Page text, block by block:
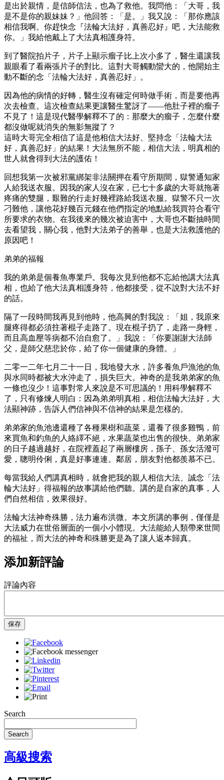
是出於親情，是信師信法，也為了救他。我問他：「大哥，我
是不是你的親妹妹？」他回答：「是。」我又說：「那你應該
相信我啊。你趕快念『法輪大法好，真善忍好』吧，大法能救
你。」我給他戴上了大法真相護身符。
到了醫院拍片子，片子上顯示瘤子比上次小多了，醫生還讓我
親眼看了看兩張片子的對比。這對大哥觸動蠻大的，他開始主
動不斷的念「法輪大法好，真善忍好」。
因為他的病情的好轉，醫生沒有確定何時做手術，而是要他再
次去檢查。這次檢查結果更讓醫生驚訝了——他肚子裡的瘤子
不見了！這是現代醫學解釋不了的：那麼大的瘤子，怎麼什麼
都沒做呢就消失的無影無蹤了？
這時大哥完全相信了這是他相信大法好、堅持念「法輪大法
好，真善忍好」的結果！大法無所不能，相信大法，明真相的
世人就會得到大法的護佑！
回想我第一次被邪黨綁架非法關押在看守所期間，獄警通知家
人給我送衣服。因我的家人沒在家，已七十多歲的大哥就拖著
疼痛的雙腿，艱難的行走好幾裡路給我送衣服。獄警不只一次
刁難他，讓他花好幾百元錢在他們指定的地點給我買符合看守
所要求的衣物。在我後來的幾次被迫害中，大哥也不斷抽時間
去看望我，關心我，他對大法弟子的善舉，也是大法救護他的
原因吧！
弟弟的福報
我的弟弟是個養魚專業戶。我每次見到他都不忘給他講大法真
相，也給了他大法真相護身符，他都接受，從不說對大法不好
的話。
隔了一段時間我再見到他時，他高興的對我說：「姐，我原來
腿疼得都必須拄著棍子走路了。現在棍子扔了，走路一身輕，
而且高血壓等病都不治自愈了。」我說：「你要謝謝大法師
父，是師父慈悲於你，給了你一個健康的身體。」
二零一二年七月二十一日，我地發大水，許多養魚戶漁池的魚
與水同時都被大水沖走了，損失巨大。神奇的是我弟弟家的魚
一條也沒少！這事對常人來說是不可思議的！用科學解釋不
了，只有修煉人明白：因為弟弟明真相，相信法輪大法好，大
法顯神跡，告訴人們信神與不信神的結果是怎樣的。
弟弟家的魚池邊還種了各種果樹和蔬菜，還養了很多雞鴨，前
來買魚和釣魚的人絡繹不絕，水果蔬菜也出售的很快。弟弟家
的日子越過越好，在院裡蓋起了兩層樓房，孫子、孫女活潑可
愛，聰明伶俐，真是好事連連。鄰居，朋友對他都羨慕不已。
每當我給人們講真相時，就會把我的親人相信大法、誠念「法
輪大法好」得福報的故事講給他們聽。講的是自家的真事，人
們自然相信，效果很好。
法輪大法神奇殊勝，法力遍布洪微。本文所講的事例，僅僅是
大法威力在世俗層面的一個小小體現。大法能給人類帶來世間
的福祉，而大法的神奇和殊勝更是為了讓人返本歸真。
添加新評論
評論內容
保存
Search
Search
高級搜索